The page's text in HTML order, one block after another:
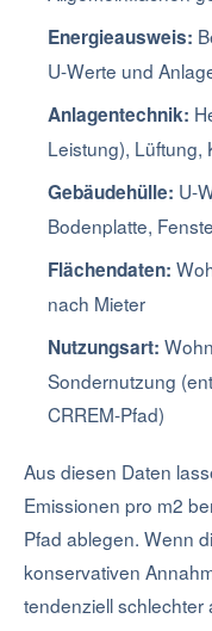
Energieausweis:
U-Werte und
Anlagentechnik:
Leistung), Lüftung,
Gebäudehülle: U-
Bodenplatte,
Flächendaten:
nach Mieter
Nutzungsart:
Sondernutzung
CRREM-Pfad)
Aus diesen Daten
Emissionen pro m2
Pfad ablegen. Wenn
konservativen
tendenziell schlechter